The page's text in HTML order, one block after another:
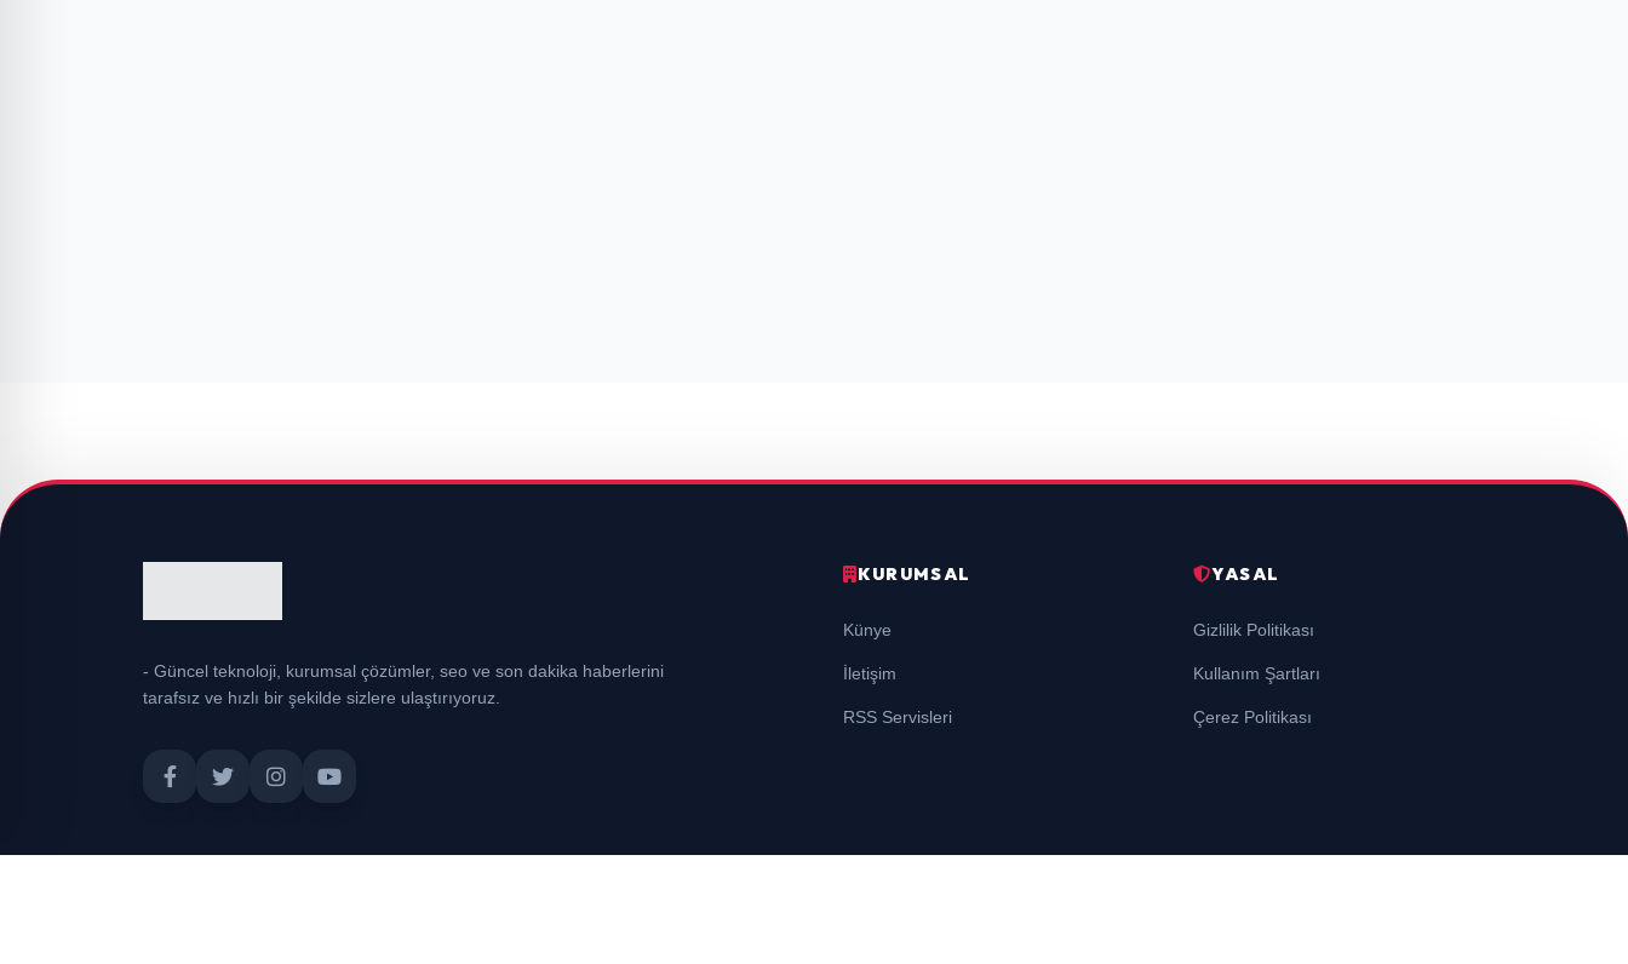
- Güncel teknoloji, kurumsal çözümler, seo ve son dakika haberlerini
tarafsız ve hızlı bir şekilde sizlere ulaştırıyoruz.
KURUMSAL
Künye
İletişim
RSS Servisleri
YASAL
Gizlilik Politikası
Kullanım Şartları
Çerez Politikası